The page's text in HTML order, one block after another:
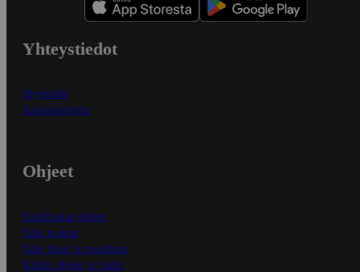
Yhteystiedot
Myymälät
Asiakaspalvelu
Ohjeet
Ensitilaajan ohjeet
Näin maksat
Näin tilaat ja muokkaat
Kaikki ohjeet ja vinkit